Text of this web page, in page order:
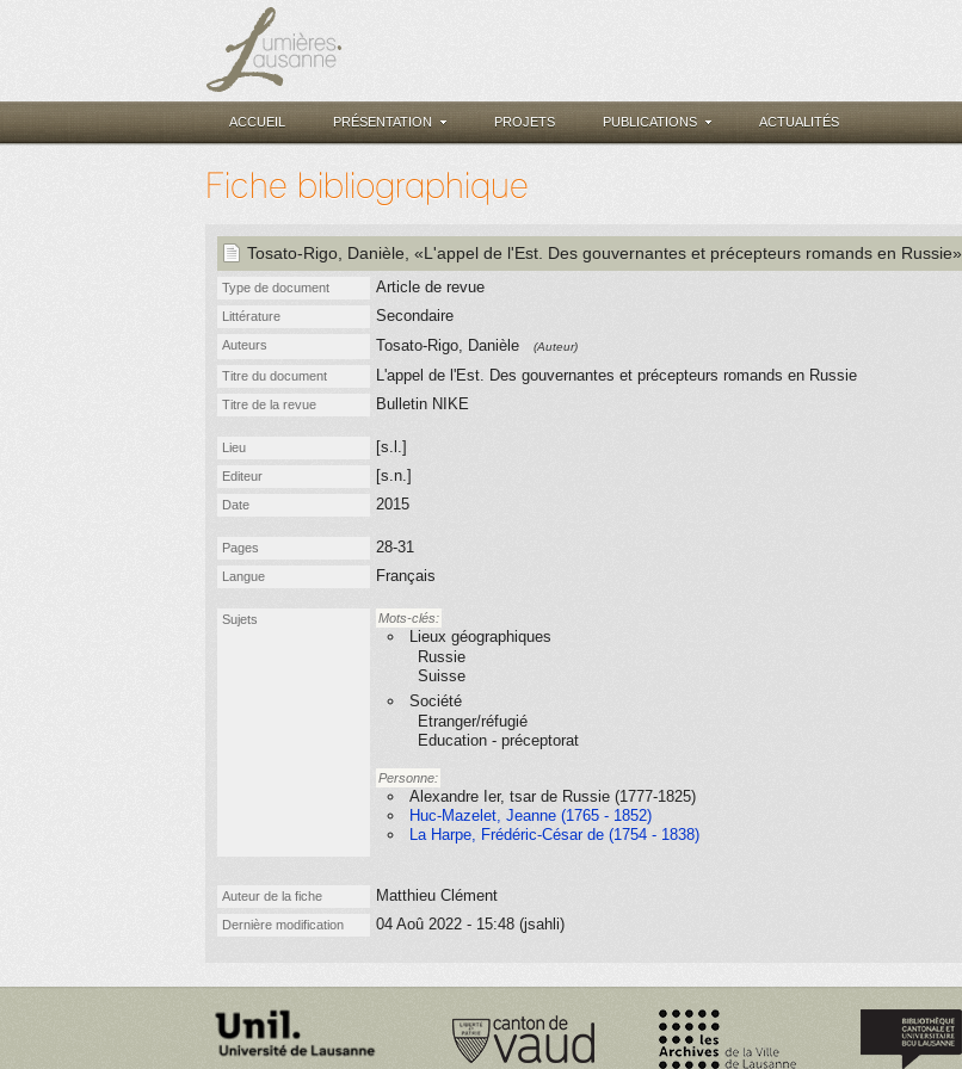
ACCUEIL PRÉSENTATION PROJETS PUBLICATIONS ACTUALITÉS
Fiche bibliographique
Tosato-Rigo, Danièle , «L'appel de l'Est. Des gouvernantes et précepteurs romands en Russie»
Type de document Article de revue
Littérature Secondaire
Auteurs Tosato-Rigo, Danièle (Auteur)
Titre du document L'appel de l'Est. Des gouvernantes et précepteurs romands en Russie
Titre de la revue Bulletin NIKE
Lieu [s.l.]
Editeur [s.n.]
Date 2015
Pages 28-31
Langue Français
Sujets Mots-clés:
Lieux géographiques
Russie
Suisse
Société
Etranger/réfugié
Education - préceptorat
Personne:
Alexandre Ier, tsar de Russie (1777-1825)
Huc-Mazelet, Jeanne (1765 - 1852)
La Harpe, Frédéric-César de (1754 - 1838)
Auteur de la fiche Matthieu Clément
Dernière modification 04 Aoû 2022 - 15:48 (jsahli)